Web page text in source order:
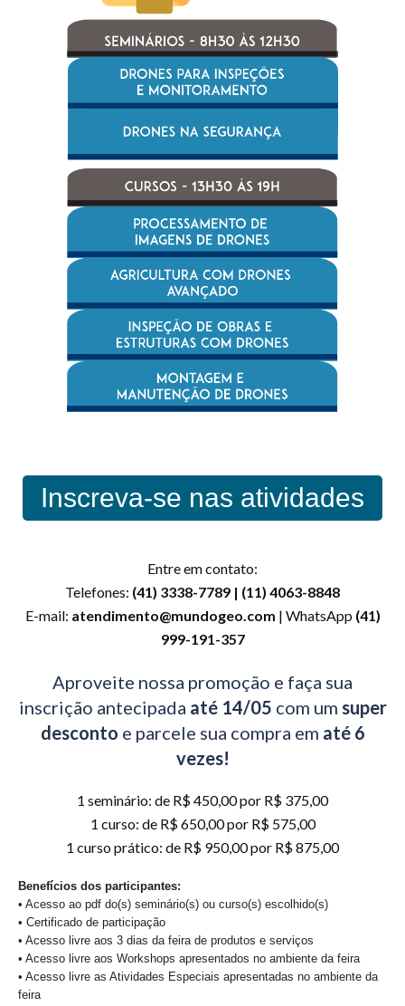
Inscreva-se nas atividades
Entre em contato:
Telefones: (41) 3338-7789 | (11) 4063-8848
E-mail: atendimento@mundogeo.com | WhatsApp (41)
999-191-357
Aproveite nossa promoção e faça sua
inscrição antecipada até 14/05 com um super
desconto e parcele sua compra em até 6
vezes!
1 seminário: de R$ 450,00 por R$ 375,00
1 curso: de R$ 650,00 por R$ 575,00
1 curso prático: de R$ 950,00 por R$ 875,00
Benefícios dos participantes:
• Acesso ao pdf do(s) seminário(s) ou curso(s) escolhido(s)
• Certificado de participação
• Acesso livre aos 3 dias da feira de produtos e serviços
• Acesso livre aos Workshops apresentados no ambiente da feira
• Acesso livre as Atividades Especiais apresentadas no ambiente da
feira